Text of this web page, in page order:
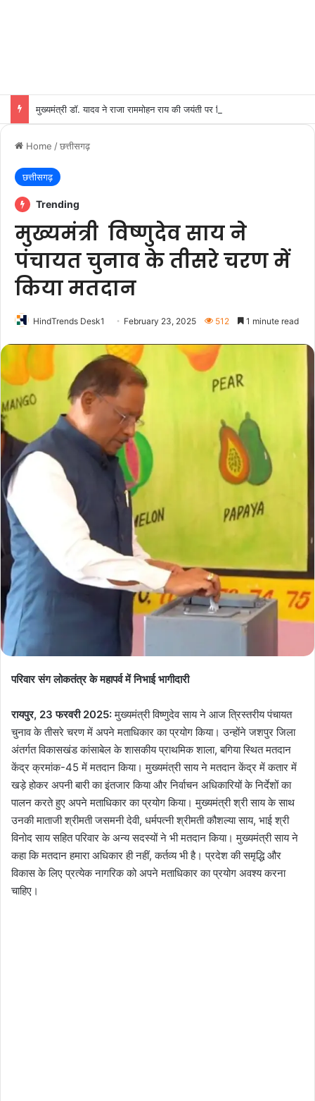
मुख्यमंत्री डॉ. यादव ने राजा राममोहन राय की जयंती पर किया नमन
Home /छत्तीसगढ़
छत्तीसगढ़
Trending
मुख्यमंत्री विष्णुदेव साय ने
पंचायत चुनाव के तीसरे चरण में
किया मतदान
HindTrends Desk1 February 23, 2025 512 1 minute read
परिवार संग लोकतंत्र के महापर्व में निभाई भागीदारी
रायपुर, 23 फरवरी 2025:मुख्यमंत्री विष्णुदेव साय ने आज त्रिस्तरीय पंचायत
चुनाव के तीसरे चरण में अपने मताधिकार का प्रयोग किया। उन्होंने जशपुर जिला
अंतर्गत विकासखंड कांसाबेल के शासकीय प्राथमिक शाला, बगिया स्थित मतदान
केंद्र क्रमांक-45 में मतदान किया। मुख्यमंत्री साय ने मतदान केंद्र में कतार में
खड़े होकर अपनी बारी का इंतजार किया और निर्वाचन अधिकारियों के निर्देशों का
पालन करते हुए अपने मताधिकार का प्रयोग किया। मुख्यमंत्री श्री साय के साथ
उनकी माताजी श्रीमती जसमनी देवी, धर्मपत्नी श्रीमती कौशल्या साय, भाई श्री
विनोद साय सहित परिवार के अन्य सदस्यों ने भी मतदान किया। मुख्यमंत्री साय ने
कहा कि मतदान हमारा अधिकार ही नहीं, कर्तव्य भी है। प्रदेश की समृद्धि और
विकास के लिए प्रत्येक नागरिक को अपने मताधिकार का प्रयोग अवश्य करना
चाहिए।